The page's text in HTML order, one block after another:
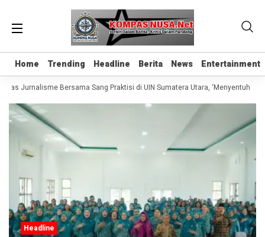
Home Trending Headline Berita News Entertainment
Home Trending Headline Berita News Entertainment
Jurnalisme Bersama Sang Praktisi di UIN Sumatera Utara, ‘Menyentuh Hati
Headline